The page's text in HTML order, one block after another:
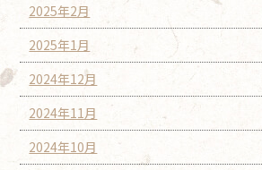
2025年2月
2025年1月
2024年12月
2024年11月
2024年10月